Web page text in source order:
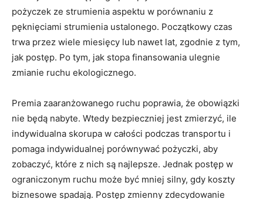
pożyczek ze strumienia aspektu w porównaniu z
pęknięciami strumienia ustalonego. Początkowy czas
trwa przez wiele miesięcy lub nawet lat, zgodnie z tym,
jak postęp. Po tym, jak stopa finansowania ulegnie
zmianie ruchu ekologicznego.
Premia zaaranżowanego ruchu poprawia, że ​​obowiązki
nie będą nabyte. Wtedy bezpieczniej jest zmierzyć, ile
indywidualna skorupa w całości podczas transportu i
pomaga indywidualnej porównywać pożyczki, aby
zobaczyć, które z nich są najlepsze. Jednak postęp w
ograniczonym ruchu może być mniej silny, gdy koszty
biznesowe spadają. Postęp zmienny zdecydowanie